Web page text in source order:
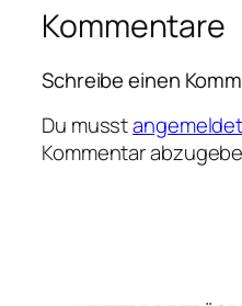
Kommentare
Schreibe einen
Du musstangemeldet
Kommentar